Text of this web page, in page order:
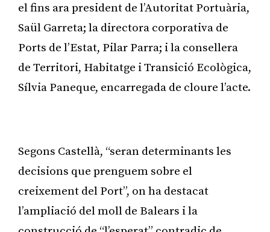
el fins ara president de l’Autoritat Portuària,
Saül Garreta; la directora corporativa de
Ports de l’Estat, Pilar Parra; i la consellera
de Territori, Habitatge i Transició Ecològica,
Sílvia Paneque, encarregada de cloure l’acte.
Segons Castellà, “seran determinants les
decisions que prenguem sobre el
creixement del Port”, on ha destacat
l’ampliació del moll de Balears i la